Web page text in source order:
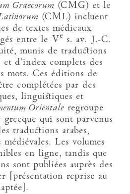
Graecorum (CMG) et le
(CML) incluent
de textes médicaux
entre le V e s. av. J.-C.
munis de traductions
d’index complets des
mots. Ces éditions de
complétées par des
linguistiques et
Orientale regroupe
qui sont parvenus
traductions arabes,
Les volumes
en ligne, tandis que
sont publiées auprès des
[présentation reprise au